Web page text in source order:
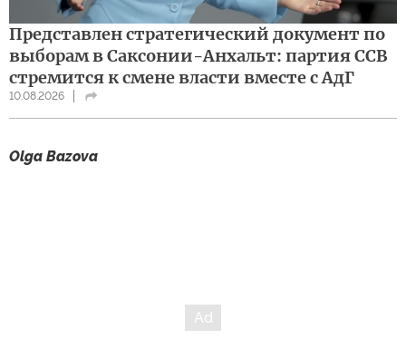
Представлен стратегический документ по
выборам в Саксонии-Анхальт: партия ССВ
стремится к смене власти вместе с АдГ
10.08.2026
Olga Bazova